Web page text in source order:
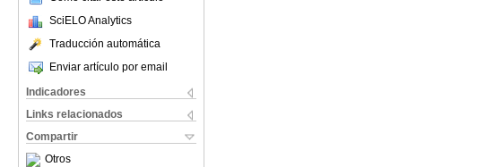
SciELO Analytics
Traducción automática
Enviar artículo por email
Indicadores
Links relacionados
Compartir
Otros